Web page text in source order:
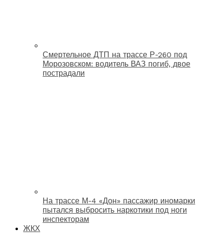
Смертельное ДТП на трассе Р-260 под
Морозовском: водитель ВАЗ погиб, двое
пострадали
На трассе М-4 «Дон» пассажир иномарки
пытался выбросить наркотики под ноги
инспекторам
ЖКХ